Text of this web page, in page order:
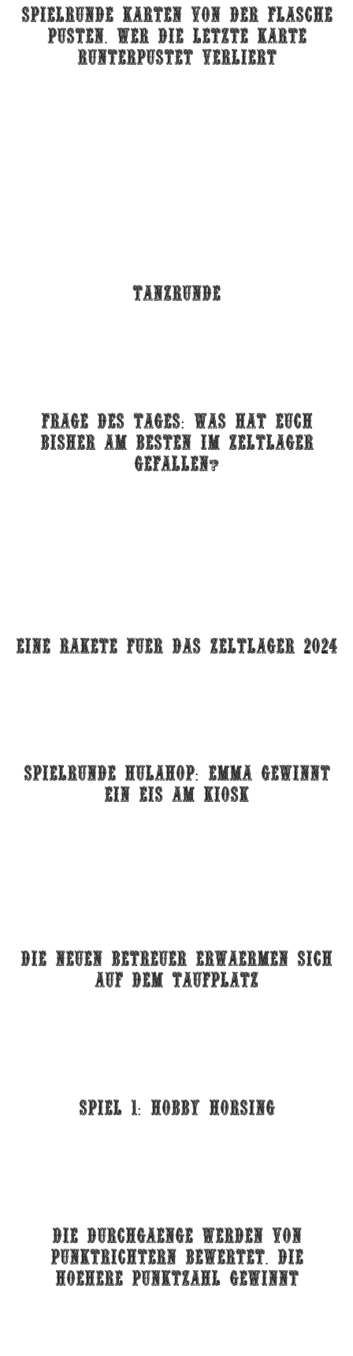
spielrunde karten von der flasche
pusten. wer die letzte karte
runterpustet verliert
tanzrunde
frage des tages: Was hat euch
bisher am besten im zeltlager
gefallen?
eine rakete fuer das zeltlager 2024
spielrunde Hulahop: Emma gewinnt
ein eis am kiosk
die neuen betreuer erwaermen sich
auf dem taufplatz
spiel 1: hobby horsing
die durchgaenge werden von
punktrichtern bewertet. die
hoehere punktzahl gewinnt